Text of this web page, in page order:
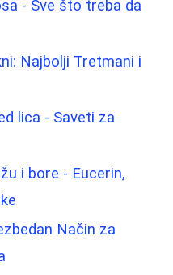
- Sve što treba da
Najbolji Tretmani i
lica - Saveti za
i bore - Eucerin,
Način za